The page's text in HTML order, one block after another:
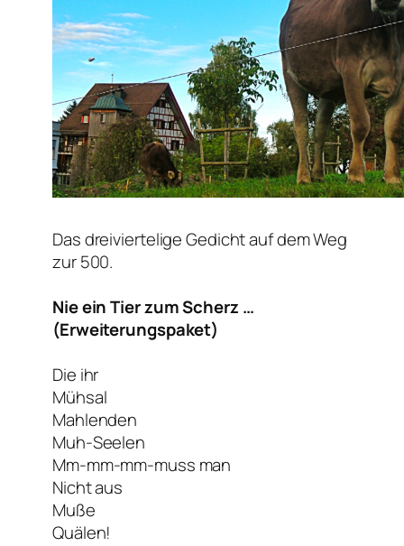
Das dreiviertelige Gedicht auf dem Weg
zur 500.
Nie ein Tier zum Scherz …
(Erweiterungspaket)
Die ihr
Mühsal
Mahlenden
Muh-Seelen
Mm-mm-mm-muss man
Nicht aus
Muße
Quälen!